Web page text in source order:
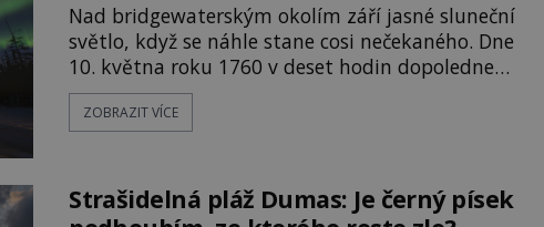
Nad bridgewaterským okolím září jasné sluneční
světlo, když se náhle stane cosi nečekaného. Dne
10. května roku 1760 v deset hodin dopoledne
zde dojde k vůbec prvnímu historicky
doloženému přeletu UFO. Podle záznamů
nebo se zde skutečně právě vznáší mimozemská
loď
ZOBRAZIT VÍCE
Strašidelná pláž Dumas: Je černý písek